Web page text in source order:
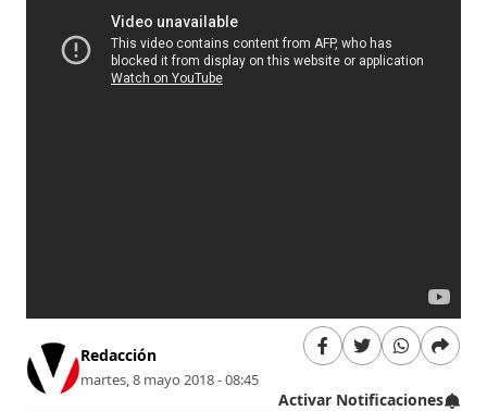
Redacción
martes, 8 mayo 2018 - 08:45
Activar Notificaciones